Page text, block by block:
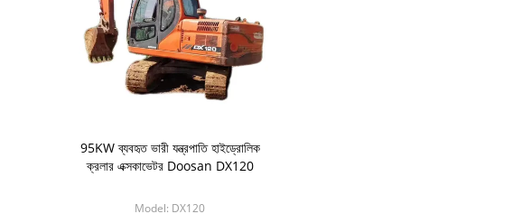
95KW ব্যবহৃত ভারী যন্ত্রপাতি হাইড্রোলিক
ক্রলার এক্সকাভেটর Doosan DX120
Model: DX120